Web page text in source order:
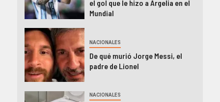
el gol que le hizo a Argelia en el
Mundial
NACIONALES
De qué murió Jorge Messi, el
padre de Lionel
NACIONALES